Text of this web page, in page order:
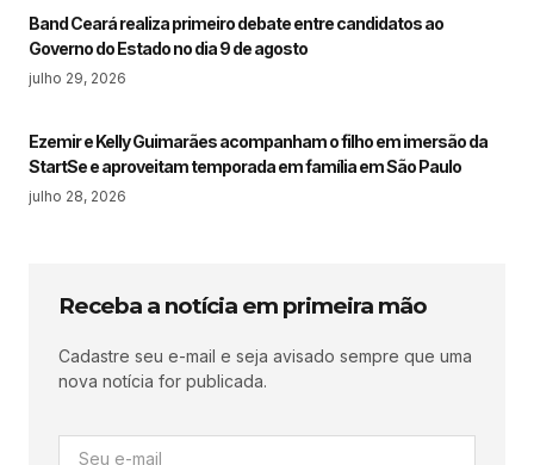
Band Ceará realiza primeiro debate entre candidatos ao
Governo do Estado no dia 9 de agosto
julho 29, 2026
Ezemir e Kelly Guimarães acompanham o filho em imersão da
StartSe e aproveitam temporada em família em São Paulo
julho 28, 2026
Receba a notícia em primeira mão
Cadastre seu e-mail e seja avisado sempre que uma
nova notícia for publicada.